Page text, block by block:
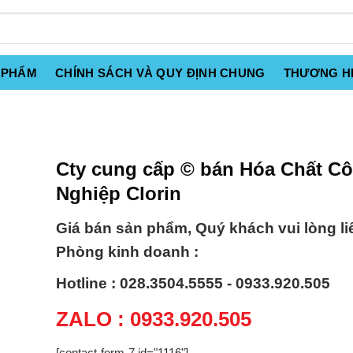
CHÍNH SÁCH VÀ QUY ĐỊNH CHUNG THƯƠNG
Cty cung cấp © bán Hóa Chất
Nghiệp Clorin
Giá bán sản phẩm, Quý khách vui lòng
Phòng kinh doanh :
Hotline : 028.3504.5555 - 0933.920.505
ZALO : 0933.920.505